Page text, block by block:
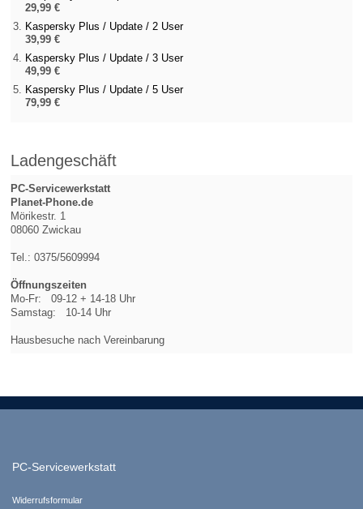
29,99 €
Kaspersky Plus / Update / 2 User
39,99 €
Kaspersky Plus / Update / 3 User
49,99 €
Kaspersky Plus / Update / 5 User
79,99 €
Ladengeschäft
PC-Servicewerkstatt
Planet-Phone.de
Mörikestr. 1
08060 Zwickau
Tel.: 0375/5609994
Öffnungszeiten
Mo-Fr: 09-12 + 14-18 Uhr
Samstag: 10-14 Uhr
Hausbesuche nach Vereinbarung
PC-Servicewerkstatt
Widerrufsformular